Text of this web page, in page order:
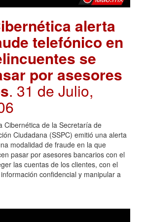
alerta
telefónico en
se
por asesores
. 31 de Julio,
Cibernética de la Secretaría de
Ciudadana (SSPC) emitió una alerta
modalidad de fraude en la que
pasar por asesores bancarios con el
las cuentas de los clientes, con el
confidencial y manipular a